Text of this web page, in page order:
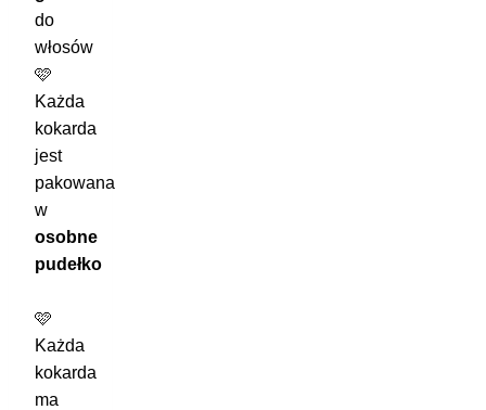
do
włosów
🩷
Każda
kokarda
jest
pakowana
w
osobne
pudełko
🩷
Każda
kokarda
ma